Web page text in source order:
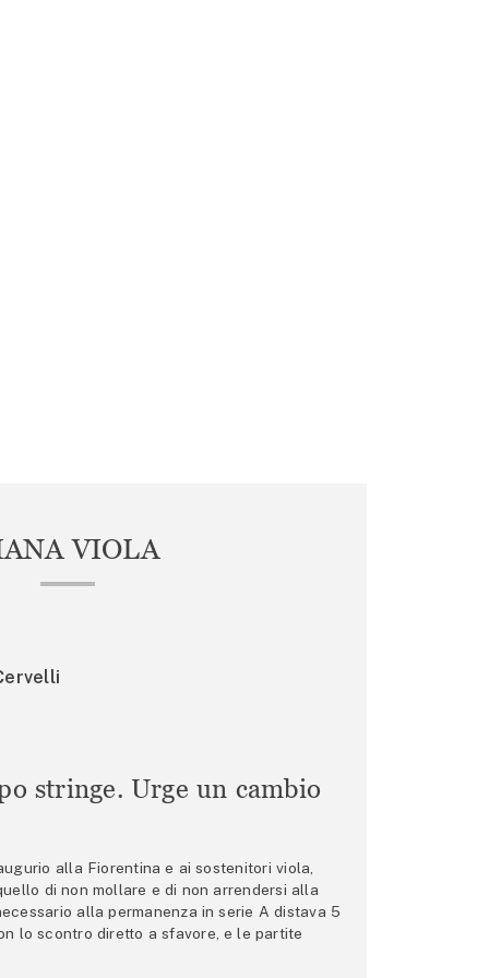
VIOLA
stringe. Urge un cambio
alla Fiorentina e ai sostenitori viola,
di non mollare e di non arrendersi alla
alla permanenza in serie A distava 5
lo scontro diretto a sfavore, e le partite